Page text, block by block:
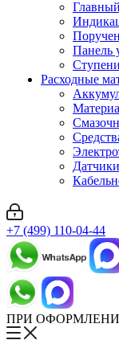
Панель
Расходные
+7 (499) 110-04-44
ПРИ